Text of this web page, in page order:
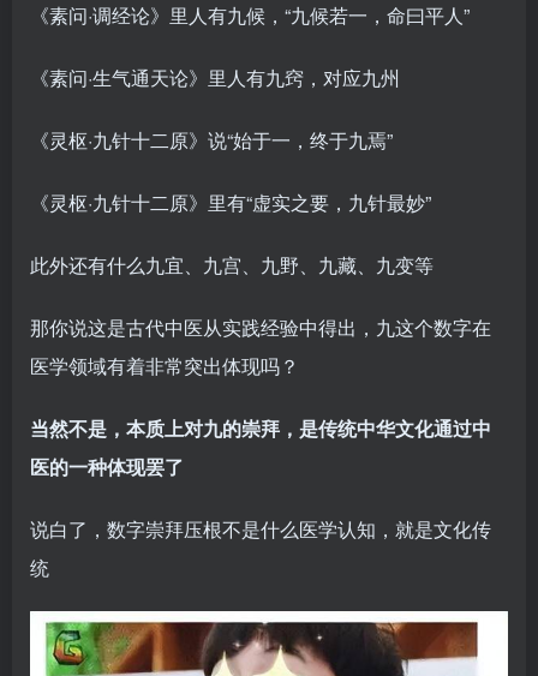
《素问·调经论》里人有九候，“九候若一，命曰平人”
《素问·生气通天论》里人有九窍，对应九州
《灵枢·九针十二原》说“始于一，终于九焉”
《灵枢·九针十二原》里有“虚实之要，九针最妙”
此外还有什么九宜、九宫、九野、九藏、九变等
那你说这是古代中医从实践经验中得出，九这个数字在
医学领域有着非常突出体现吗？
当然不是，本质上对九的崇拜，是传统中华文化通过中
医的一种体现罢了
说白了，数字崇拜压根不是什么医学认知，就是文化传
统